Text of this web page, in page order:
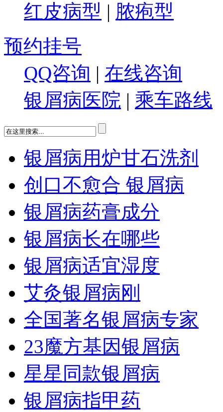
红皮病型 | 脓疱型
预约挂号
QQ咨询 | 在线咨询
银屑病医院 | 乘车路线
银屑病用炉甘石洗剂
创口不愈合 银屑病
银屑病药膏成分
银屑病长在哪些
银屑病适宜湿度
艾灸银屑病刚
全国著名银屑病专家
23魔方基因银屑病
星星同款银屑病
银屑病指甲药